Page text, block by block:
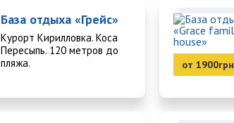
База отдыха «Грейс»
Курорт Кирилловка. Коса
Пересыпь. 120 метров до
пляжа.
от 1900грн